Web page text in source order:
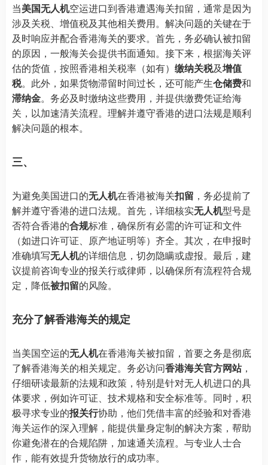
当美国无人机空运进口到香港遭遇海关扣留，通常是因为
涉及关税、增值税及其他相关费用。解决问题的关键在于
及时响应并配合香港海关的要求。首先，务必确认被扣留
的原因，一般海关会提供书面通知。接下来，根据海关评
估的货值，按照香港相关税率（如有） 缴纳关税及增值
税。此外，如果货物滞留时间过长，还可能产生仓储费和
滞纳金。务必及时缴纳这些费用，并提供缴费凭证给海
关，以加速清关流程。理解并遵守香港的进口法规是顺利
解决问题的根本。
三、
为避免美国进口的无人机在香港被海关扣留 ，务必提前了
解并遵守香港的进口法规。首先，详细核实无人机型号是
否符合香港的合规标准，确保所有必需的许可证和文件
（如进口许可证、原产地证明等）齐全。其次，在申报时
准确填写无人机的详细信息，切勿隐瞒或虚报。最后，建
议提前咨询专业的报关行或律师，以确保所有流程符合规
定，降低被扣留的风险。
充分了解香港海关的规定
当美国空运的无人机在香港海关被扣留，首要之务是彻底
了解香港海关的相关规定。务必访问香港海关官方网站，
仔细研读最新的法规和政策，特别是针对无人机进口的具
体要求，例如许可证、技术规格和安全标准等。同时，积
极寻求专业的报关行协助，他们凭借丰富的经验和对香港
海关运作的深入理解，能提供量身定制的解决方案，帮助
你避免潜在的合规陷阱，加速通关流程。与专业人士合
作，能有效提升货物放行的成功率。